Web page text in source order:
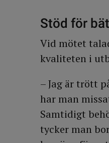
Stöd för
Vid mötet
kvaliteten i
– Jag är trött
har man
Samtidigt
tycker man